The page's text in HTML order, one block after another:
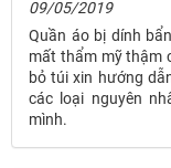
09/05/2019
Quần áo bị dính
mất thẩm mỹ thậm
bỏ túi xin hướng
các loại nguyên
mình.